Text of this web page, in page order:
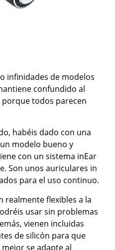
infinidades de modelos
confundido al
todos parecen
habéis dado con una
modelo bueno y
con un sistema inEar
Son unos auriculares in
para el uso continuo.
realmente flexibles a la
usar sin problemas
vienen incluidas
de silicón para que
se adapte al